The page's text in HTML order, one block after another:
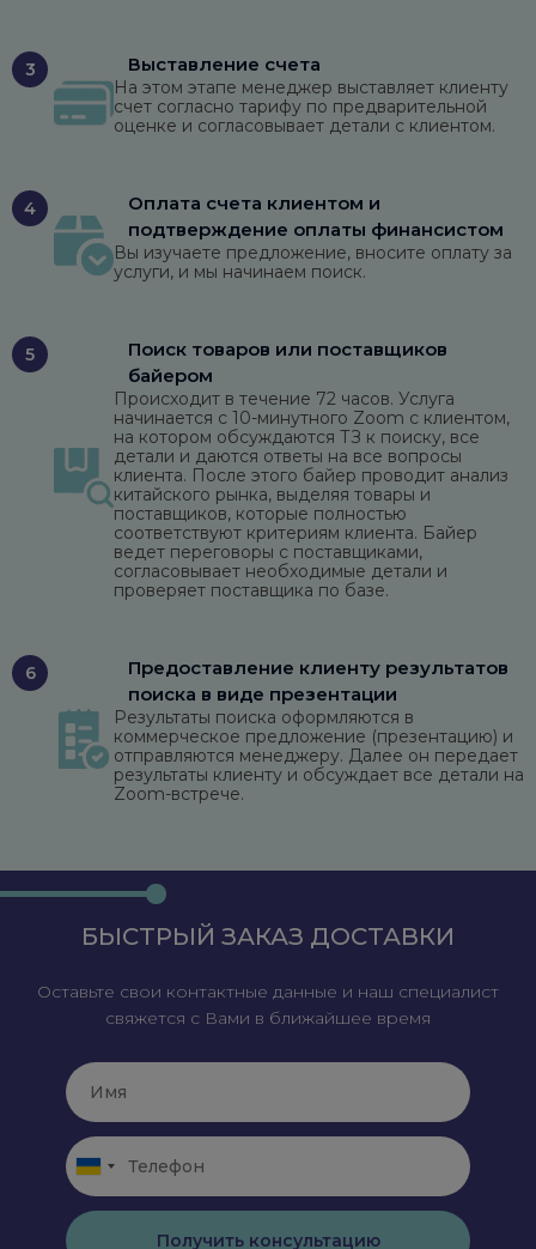
3 Выставление счета
На этом этапе менеджер выставляет клиенту
счет согласно тарифу по предварительной
оценке и согласовывает детали с клиентом.
4
Оплата счета клиентом и
подтверждение оплаты финансистом
Вы изучаете предложение, вносите оплату за
услуги, и мы начинаем поиск.
5
Поиск товаров или поставщиков
байером
Происходит в течение 72 часов. Услуга
начинается с 10-минутного Zoom с клиентом,
на котором обсуждаются ТЗ к поиску, все
детали и даются ответы на все вопросы
клиента. После этого байер проводит анализ
китайского рынка, выделяя товары и
поставщиков, которые полностью
соответствуют критериям клиента. Байер
ведет переговоры с поставщиками,
согласовывает необходимые детали и
проверяет поставщика по базе.
6
Предоставление клиенту результатов
поиска в виде презентации
Результаты поиска оформляются в
коммерческое предложение (презентацию) и
отправляются менеджеру. Далее он передает
результаты клиенту и обсуждает все детали на
Zoom-встрече.
БЫСТРЫЙ ЗАКАЗ ДОСТАВКИ
Оставьте свои контактные данные и наш специалист
свяжется с Вами в ближайшее время
Получить консультацию